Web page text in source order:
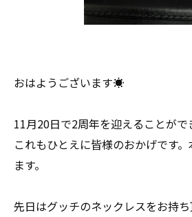
おはようございます☀
11月20日で2周年を迎えることがで
これもひとえに皆様のおかげです
ます。
先日はグッチのネックレスをお持